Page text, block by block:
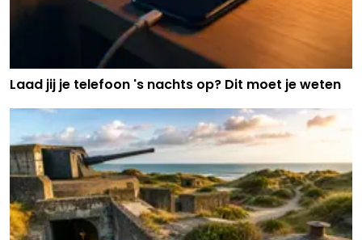
Laad jij je telefoon 's nachts op? Dit moet je weten